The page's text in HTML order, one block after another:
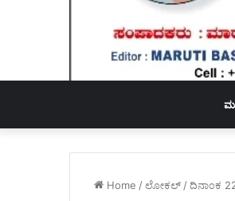
Home /ಲೋಕಲ್ /ದಿನಾಂಕ